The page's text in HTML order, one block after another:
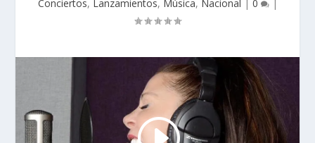
Conciertos, Lanzamientos, Música, Nacional | 0 |